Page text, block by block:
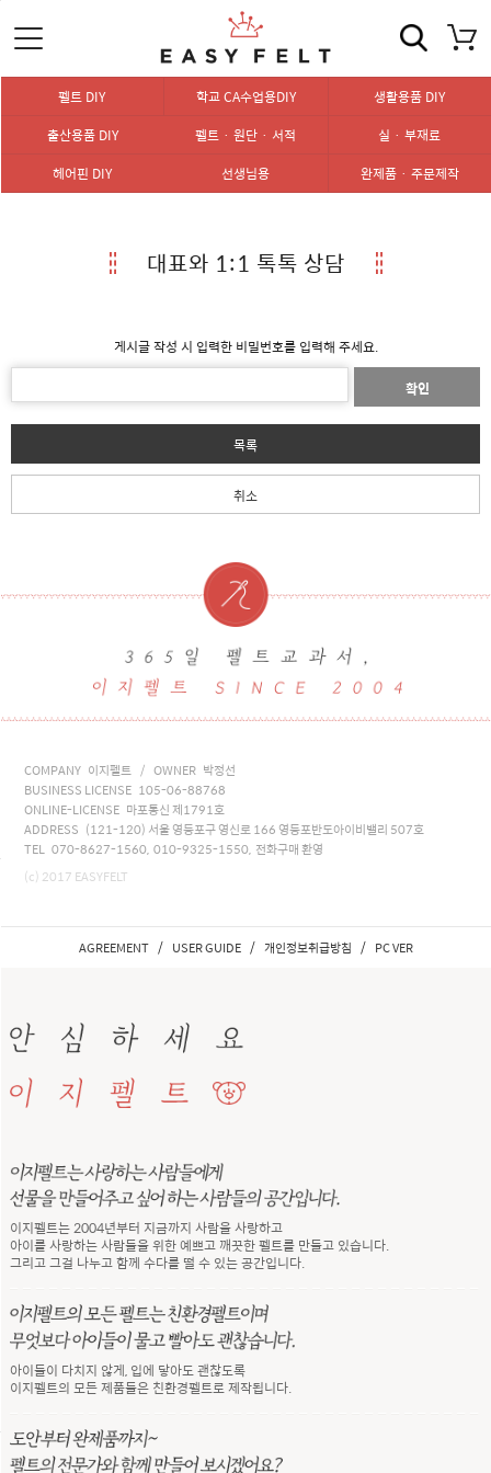
펠트 DIY 학교 CA수업용DIY
생활용품 DIY
출산용품 DIY
펠트 · 원단 · 서적
실 · 부재료
헤어핀 DIY
선생님용 완제품 · 주문제작
대표와 1:1 톡톡 상담
게시글 작성 시 입력한 비밀번호를 입력해 주세요.
확인
목록
취소
COMPANY 이지펠트 / OWNER 박정선
BUSINESS LICENSE 105-06-88768
ONLINE-LICENSE 마포통신 제1791호
ADDRESS (121-120) 서울 영등포구 영신로 166 영등포반도아이비밸리 507호
TEL 070-8627-1560, 010-9325-1550, 전화구매 환영
(c) 2017 EASYFELT
AGREEMENT / USER GUIDE / 개인정보취급방침 / PC VER
이지펠트는 2004년부터 지금까지 사람을 사랑하고
아이를 사랑하는 사람들을 위한 예쁘고 깨끗한 펠트를 만들고 있습니다.
그리고 그걸 나누고 함께 수다를 떨 수 있는 공간입니다.
아이들이 다치지 않게, 입에 닿아도 괜찮도록
이지펠트의 모든 제품들은 친환경펠트로 제작됩니다.